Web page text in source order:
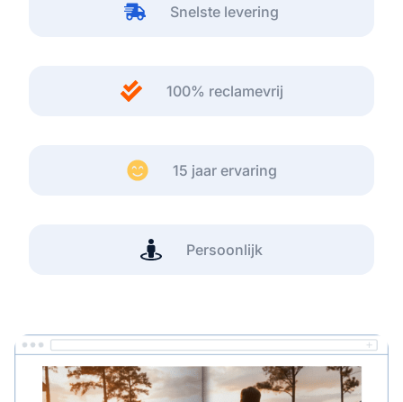
Snelste levering
100% reclamevrij
15 jaar ervaring
Persoonlijk